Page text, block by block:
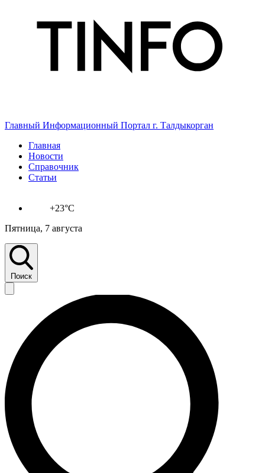
Главный Информационный Портал г. Талдыкорган
Главная
Новости
Справочник
Статьи
+23°C
Пятница, 7 августа
Поиск